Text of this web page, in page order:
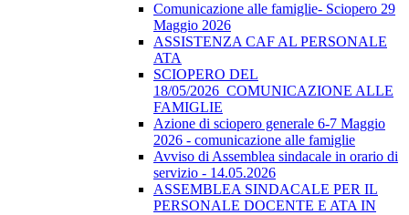
Comunicazione alle famiglie- Sciopero 29
Maggio 2026
ASSISTENZA CAF AL PERSONALE
ATA
SCIOPERO DEL
18/05/2026_COMUNICAZIONE ALLE
FAMIGLIE
Azione di sciopero generale 6-7 Maggio
2026 - comunicazione alle famiglie
Avviso di Assemblea sindacale in orario di
servizio - 14.05.2026
ASSEMBLEA SINDACALE PER IL
PERSONALE DOCENTE E ATA IN